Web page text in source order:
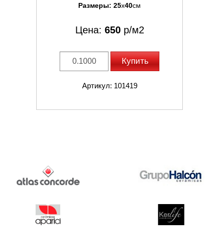
Размеры: 25x40см
Цена: 650р/м2
Купить
Артикул: 101419